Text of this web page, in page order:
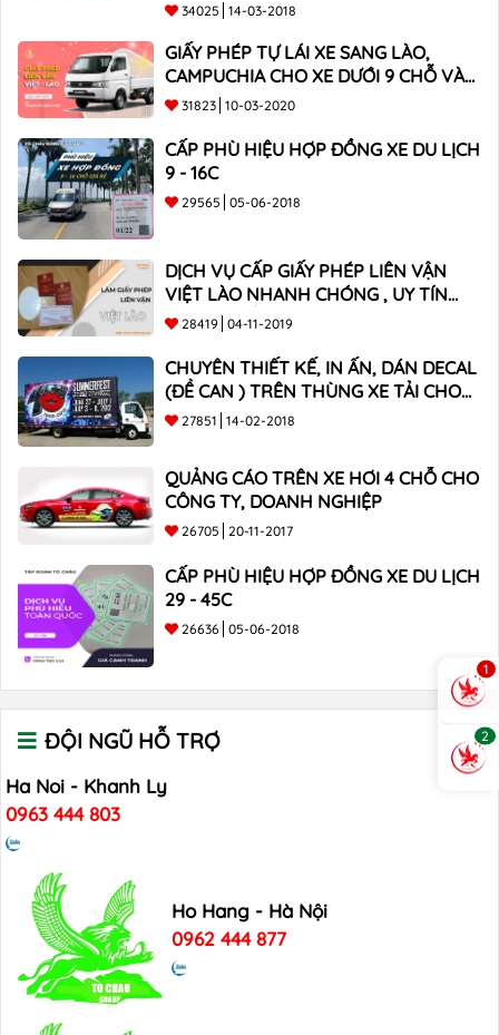
34025 14-03-2018
GIẤY PHÉP TỰ LÁI XE SANG LÀO,
CAMPUCHIA CHO XE DƯỚI 9 CHỖ VÀ
XE BÁN TẢI
31823 10-03-2020
CẤP PHÙ HIỆU HỢP ĐỒNG XE DU LỊCH
9 - 16C
29565 05-06-2018
DỊCH VỤ CẤP GIẤY PHÉP LIÊN VẬN
VIỆT LÀO NHANH CHÓNG , UY TÍN
TOÀN QUỐC
28419 04-11-2019
CHUYÊN THIẾT KẾ, IN ẤN, DÁN DECAL
(ĐỀ CAN ) TRÊN THÙNG XE TẢI CHO
CÔNG TY
27851 14-02-2018
QUẢNG CÁO TRÊN XE HƠI 4 CHỖ CHO
CÔNG TY, DOANH NGHIỆP
26705 20-11-2017
CẤP PHÙ HIỆU HỢP ĐỒNG XE DU LỊCH
29 - 45C
26636 05-06-2018
ĐỘI NGŨ HỖ TRỢ
Ha Noi - Khanh Ly
0963 444 803
Ho Hang - Hà Nội
0962 444 877
1
2